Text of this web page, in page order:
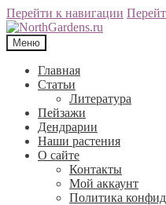
Перейти к навигации
Меню
Главная
Статьи
Литература
Пейзажи
Дендрарии
Наши растения
О сайте
Контакты
Мой аккаунт
Политика